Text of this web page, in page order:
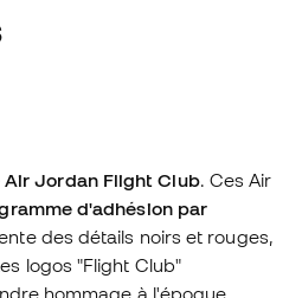
Air Jordan Flight Club. Ces Air
d'adhésion par
des détails noirs et rouges,
logos "Flight Club"
hommage à l'époque